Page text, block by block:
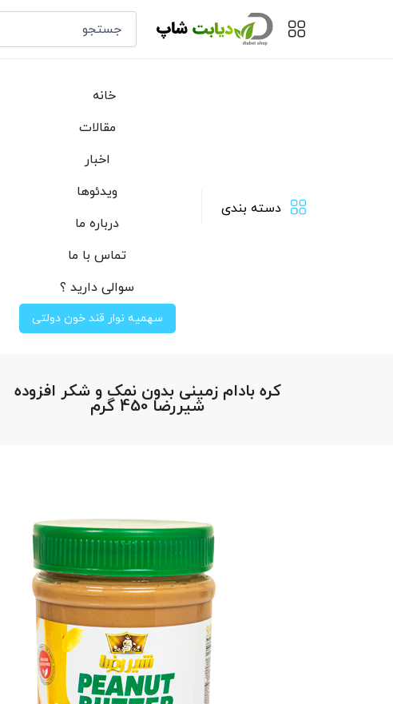
دسته بندی
خانه
مقالات
اخبار
ویدئوها
درباره ما
تماس با ما
سوالی دارید ؟
سهمیه نوار قند خون دولتی
كره بادام زمينی بدون نمک و شکر افزوده
شیررضا 450 گرم